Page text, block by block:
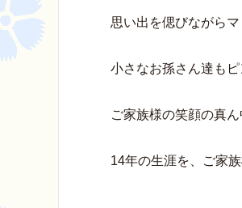
思い出を偲びながら
小さなお孫さん達も
ご家族様の笑顔の真
14年の生涯を、ご家